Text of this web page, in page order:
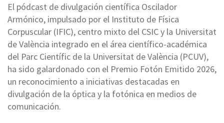
El pódcast de divulgación científica Oscilador
Armónico, impulsado por el Instituto de Física
Corpuscular (IFIC), centro mixto del CSIC y la Universitat
de València integrado en el área científico-académica
del Parc Científic de la Universitat de València (PCUV),
ha sido galardonado con el Premio Fotón Emitido 2026,
un reconocimiento a iniciativas destacadas en
divulgación de la óptica y la fotónica en medios de
comunicación.